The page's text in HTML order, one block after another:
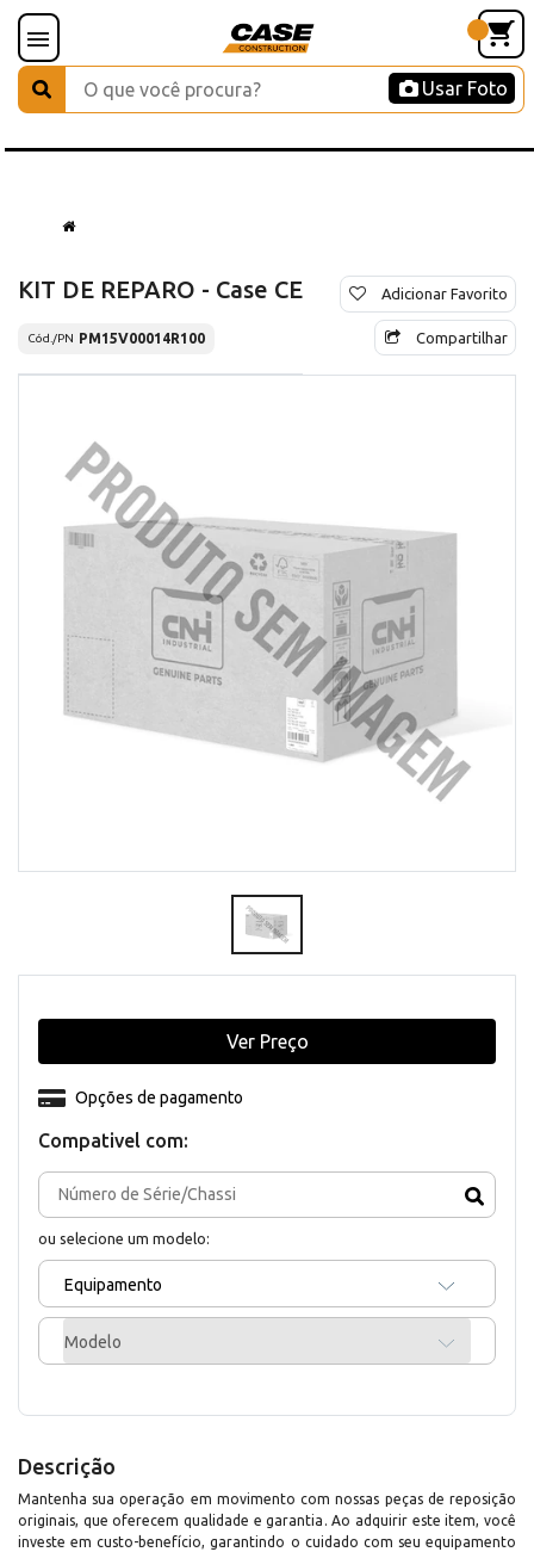
Usar Foto
KIT DE REPARO - Case CE
Cód./PN PM15V00014R100
Adicionar Favorito
Compartilhar
Compativel com:
ou selecione um modelo:
Equipamento
Modelo
Opções de pagamento
Ver Preço
Descrição
Mantenha sua operação em movimento com nossas peças de reposição
originais, que oferecem qualidade e garantia. Ao adquirir este item, você
investe em custo-benefício, garantindo o cuidado com seu equipamento